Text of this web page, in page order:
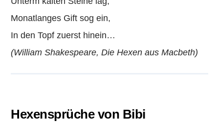
Monatlanges Gift sog ein,
In den Topf zuerst hinein…
(William Shakespeare, Die Hexen aus Macbeth)
Hexensprüche von Bibi